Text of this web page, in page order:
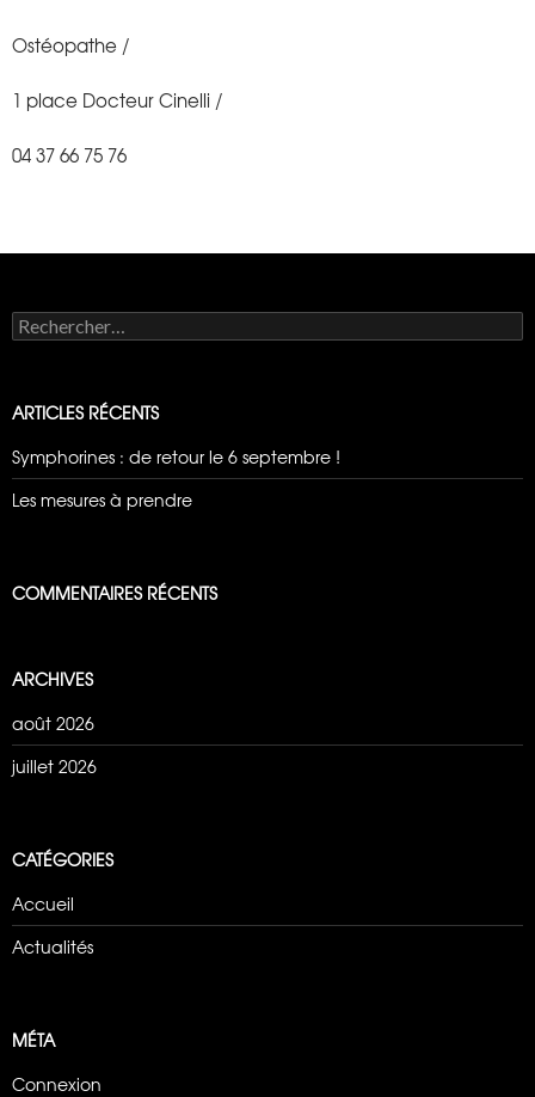
Ostéopathe /
1 place Docteur Cinelli /
04 37 66 75 76
Rechercher :
ARTICLES RÉCENTS
Symphorines : de retour le 6 septembre !
Les mesures à prendre
COMMENTAIRES RÉCENTS
ARCHIVES
août 2026
juillet 2026
CATÉGORIES
Accueil
Actualités
MÉTA
Connexion